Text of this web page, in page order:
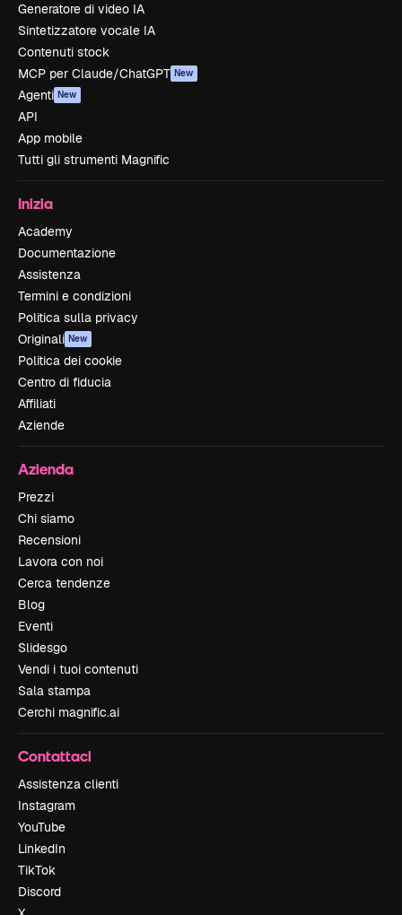
Generatore di video IA
Sintetizzatore vocale IA
Contenuti stock
MCP per Claude/ChatGPT New
Agenti New
API
App mobile
Tutti gli strumenti Magnific
Inizia
Academy
Documentazione
Assistenza
Termini e condizioni
Politica sulla privacy
Originali New
Politica dei cookie
Centro di fiducia
Affiliati
Aziende
Azienda
Prezzi
Chi siamo
Recensioni
Lavora con noi
Cerca tendenze
Blog
Eventi
Slidesgo
Vendi i tuoi contenuti
Sala stampa
Cerchi magnific.ai
Contattaci
Assistenza clienti
Instagram
YouTube
LinkedIn
TikTok
Discord